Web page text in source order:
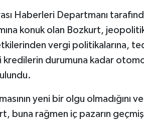
Haberleri Departmanı
konuk olan Bozkurt,
vergi politikalarına,
kredilerin durumuna kadar
yeni bir olgu olmadığını ve
buna rağmen iç pazarın